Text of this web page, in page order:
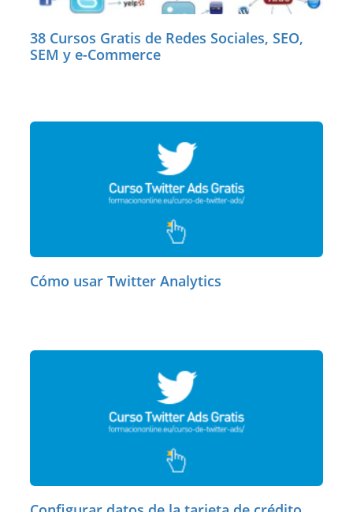
38 Cursos Gratis de Redes Sociales, SEO,
SEM y e-Commerce
Cómo usar Twitter Analytics